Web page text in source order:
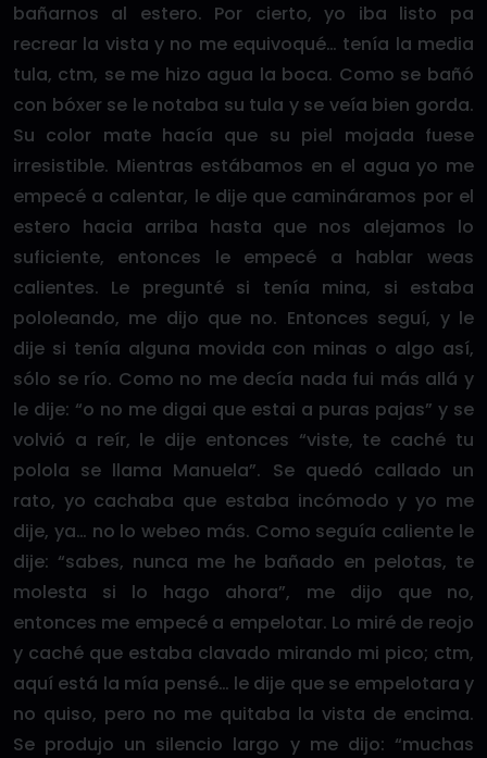
bañarnos al estero. Por cierto, yo iba listo pa
recrear la vista y no me equivoqué… tenía la media
tula, ctm, se me hizo agua la boca. Como se bañó
con bóxer se le notaba su tula y se veía bien gorda.
Su color mate hacía que su piel mojada fuese
irresistible. Mientras estábamos en el agua yo me
empecé a calentar, le dije que camináramos por el
estero hacia arriba hasta que nos alejamos lo
suficiente, entonces le empecé a hablar weas
calientes. Le pregunté si tenía mina, si estaba
pololeando, me dijo que no. Entonces seguí, y le
dije si tenía alguna movida con minas o algo así,
sólo se río. Como no me decía nada fui más allá y
le dije: “o no me digai que estai a puras pajas” y se
volvió a reír, le dije entonces “viste, te caché tu
polola se llama Manuela”. Se quedó callado un
rato, yo cachaba que estaba incómodo y yo me
dije, ya… no lo webeo más. Como seguía caliente le
dije: “sabes, nunca me he bañado en pelotas, te
molesta si lo hago ahora”, me dijo que no,
entonces me empecé a empelotar. Lo miré de reojo
y caché que estaba clavado mirando mi pico; ctm,
aquí está la mía pensé… le dije que se empelotara y
no quiso, pero no me quitaba la vista de encima.
Se produjo un silencio largo y me dijo: “muchas